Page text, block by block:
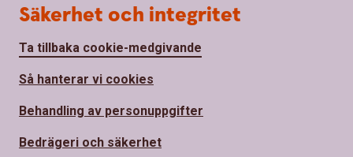
Säkerhet och integritet
Ta tillbaka cookie-medgivande
Så hanterar vi cookies
Behandling av personuppgifter
Bedrägeri och säkerhet